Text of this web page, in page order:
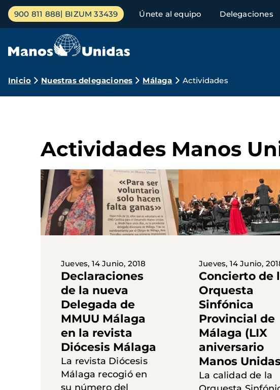
Pasar
contenido
Menú
principal
900 811 888 BIZUM 33439 Únete al equipo Delegaciones
Ruta
Inicio Nuestras delegaciones Málaga Actividades
Actividades Manos
Jueves, 14 Junio, 2018
Declaraciones
de la nueva
Delegada de
MMUU Málaga
en la revista
Diócesis Málaga
La revista Diócesis
Málaga recogió en
su número del
Jueves, 14 Junio,
Concierto de
Orquesta
Sinfónica
Provincial de
Málaga (LIX
aniversario
Manos
La calidad de la